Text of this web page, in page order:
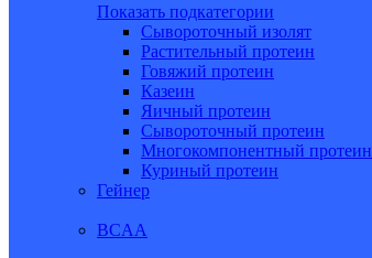
Показать подкатегории
Сывороточный изолят
Растительный протеин
Говяжий протеин
Казеин
Яичный протеин
Сывороточный протеин
Многокомпонентный протеин
Куриный протеин
Гейнер
BCAA